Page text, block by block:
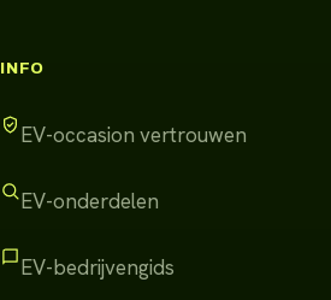
INFO
EV-occasion vertrouwen
EV-onderdelen
EV-bedrijvengids